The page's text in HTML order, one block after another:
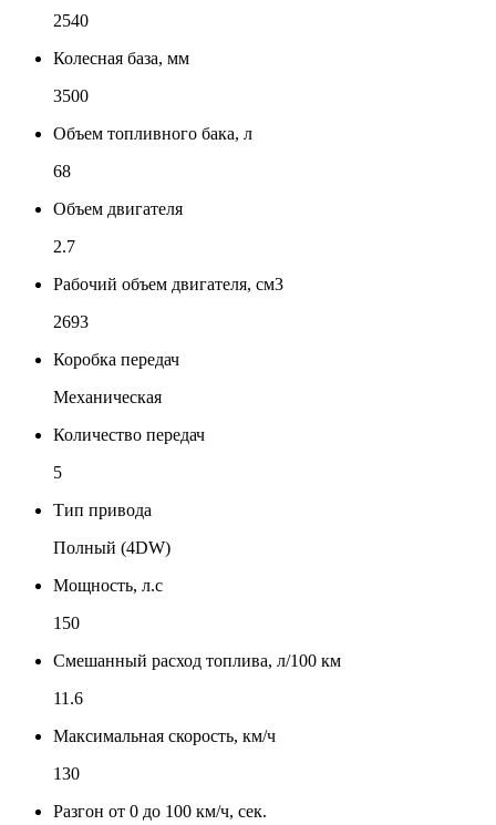
2540
Колесная база, мм
3500
Объем топливного бака, л
68
Объем двигателя
2.7
Рабочий объем двигателя, см3
2693
Коробка передач
Механическая
Количество передач
5
Тип привода
Полный (4DW)
Мощность, л.с
150
Смешанный расход топлива, л/100 км
11.6
Максимальная скорость, км/ч
130
Разгон от 0 до 100 км/ч, сек.